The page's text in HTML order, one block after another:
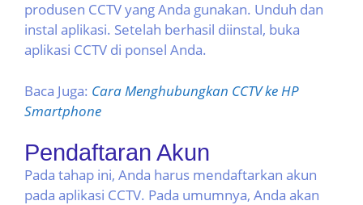
produsen CCTV yang Anda gunakan. Unduh dan
instal aplikasi. Setelah berhasil diinstal, buka
aplikasi CCTV di ponsel Anda.
Baca Juga: Cara Menghubungkan CCTV ke HP
Smartphone
Pendaftaran Akun
Pada tahap ini, Anda harus mendaftarkan akun
pada aplikasi CCTV. Pada umumnya, Anda akan